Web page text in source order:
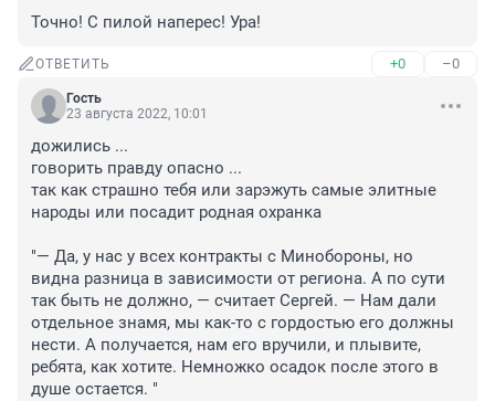
Точно! С пилой наперес! Ура!
ОТВЕТИТЬ +0 –0
Гость
23 августа 2022, 10:01
дожились ...
говорить правду опасно ...
так как страшно тебя или зарэжуть самые элитные
народы или посадит родная охранка
"— Да, у нас у всех контракты с Минобороны, но
видна разница в зависимости от региона. А по сути
так быть не должно, — считает Сергей. — Нам дали
отдельное знамя, мы как-то с гордостью его должны
нести. А получается, нам его вручили, и плывите,
ребята, как хотите. Немножко осадок после этого в
душе остается. "